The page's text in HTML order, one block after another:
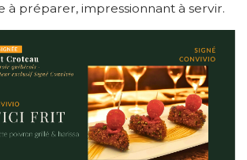
à préparer, impressionnant à servir.